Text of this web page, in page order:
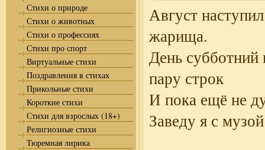
Стихи о природе
Стихи о животных
Стихи о профессиях
Стихи про спорт
Виртуальные стихи
Поздравления в стихах
Прикольные стихи
Короткие стихи
Стихи для взрослых (18+)
Религиозные стихи
Тюремная лирика
Август
жарища.
День субботний
пару строк
И пока ещё не
Заведу я с